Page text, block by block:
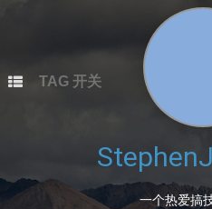
一个热爱搞
TAG 开关
本文总阅读